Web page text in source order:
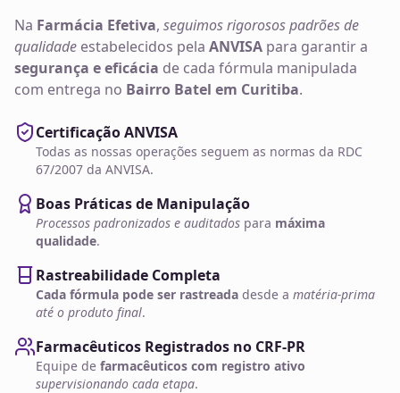
Na Farmácia Efetiva, seguimos rigorosos padrões de
qualidade estabelecidos pela ANVISA para garantir a
segurança e eficácia de cada fórmula manipulada
com entrega no Bairro Batel em Curitiba.
Certificação ANVISA
Todas as nossas operações seguem as normas da RDC
67/2007 da ANVISA.
Boas Práticas de Manipulação
Processos padronizados e auditados para máxima
qualidade.
Rastreabilidade Completa
Cada fórmula pode ser rastreada desde a matéria-prima
até o produto final.
Farmacêuticos Registrados no CRF-PR
Equipe de farmacêuticos com registro ativo
supervisionando cada etapa.